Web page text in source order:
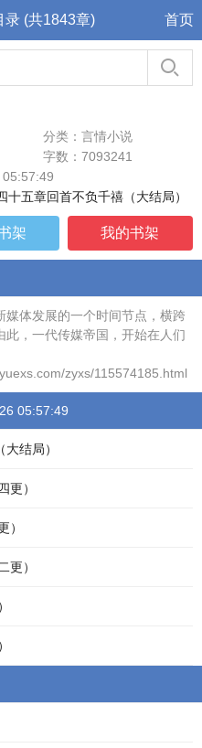
录 (共1843章) 首页
分类：言情小说
字数：7093241
十五章回首不负千禧（大结局）
架 我的书架
体发展的一个时间节点，横跨
，一代传媒帝国，开始在人们
zyxs/115574185.html
05:57:49
结局）
更）
）
更）